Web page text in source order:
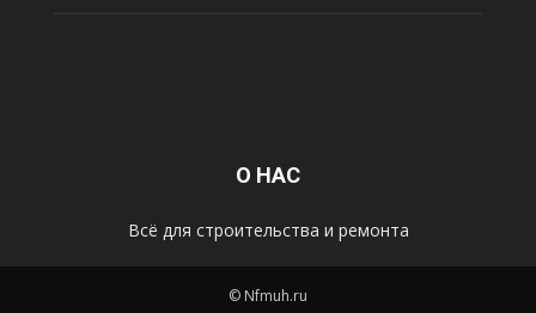
О НАС
Всё для строительства и ремонта
© Nfmuh.ru